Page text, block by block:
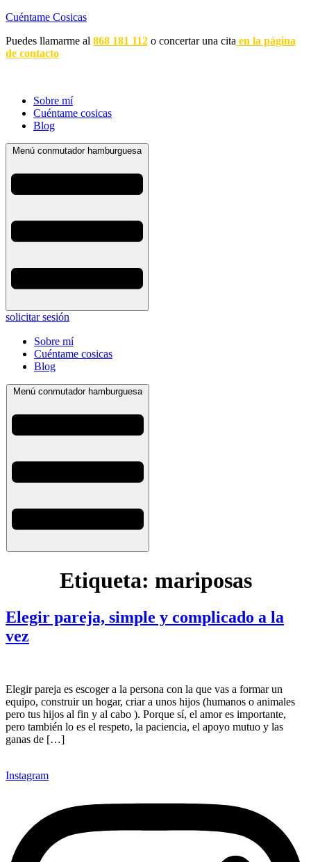
Cuéntame Cosicas
Puedes llamarme al 868 181 112 o concertar una cita en la página
de contacto
Sobre mí
Cuéntame cosicas
Blog
Menú conmutador hamburguesa
solicitar sesión
Sobre mí
Cuéntame cosicas
Blog
Menú conmutador hamburguesa
Etiqueta: mariposas
Elegir pareja, simple y complicado a la
vez
Elegir pareja es escoger a la persona con la que vas a formar un
equipo, construir un hogar, criar a unos hijos (humanos o animales
pero tus hijos al fin y al cabo ). Porque sí, el amor es importante,
pero también lo es el respeto, la paciencia, el apoyo mutuo y las
ganas de […]
Instagram